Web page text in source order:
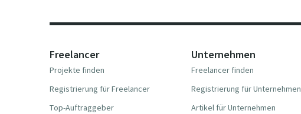
Freelancer
Projekte finden
Registrierung für Freelancer
Top-Auftraggeber
Unternehmen
Freelancer finden
Registrierung für Unternehmen
Artikel für Unternehmen